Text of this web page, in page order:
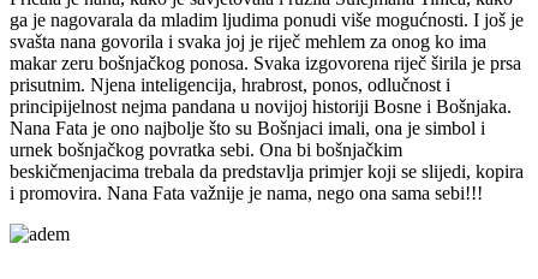
ga je nagovarala da mladim ljudima ponudi više mogućnosti. I još je
svašta nana govorila i svaka joj je riječ mehlem za onog ko ima
makar zeru bošnjačkog ponosa. Svaka izgovorena riječ širila je prsa
prisutnim. Njena inteligencija, hrabrost, ponos, odlučnost i
principijelnost nejma pandana u novijoj historiji Bosne i Bošnjaka.
Nana Fata je ono najbolje što su Bošnjaci imali, ona je simbol i
urnek bošnjačkog povratka sebi. Ona bi bošnjačkim
beskičmenjacima trebala da predstavlja primjer koji se slijedi, kopira
i promovira. Nana Fata važnije je nama, nego ona sama sebi!!!